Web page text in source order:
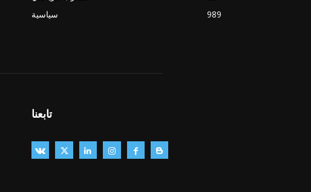
سياسية
989
تابعنا